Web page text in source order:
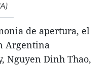
de apertura, el
Argentina
Nguyen Dinh Thao,